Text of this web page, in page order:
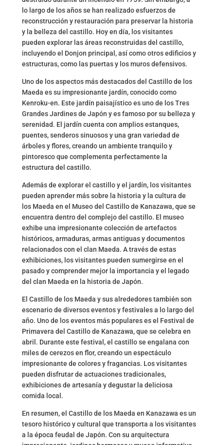
lo largo de los años se han realizado esfuerzos de
reconstrucción y restauración para preservar la historia
y la belleza del castillo. Hoy en día, los visitantes
pueden explorar las áreas reconstruidas del castillo,
incluyendo el Donjon principal, así como otros edificios y
estructuras, como las puertas y los muros defensivos.
Uno de los aspectos más destacados del Castillo de los
Maeda es su impresionante jardín, conocido como
Kenroku-en. Este jardín paisajístico es uno de los Tres
Grandes Jardines de Japón y es famoso por su belleza y
serenidad. El jardín cuenta con amplios estanques,
puentes, senderos sinuosos y una gran variedad de
árboles y flores, creando un ambiente tranquilo y
pintoresco que complementa perfectamente la
estructura del castillo.
Además de explorar el castillo y el jardín, los visitantes
pueden aprender más sobre la historia y la cultura de
los Maeda en el Museo del Castillo de Kanazawa, que se
encuentra dentro del complejo del castillo. El museo
exhibe una impresionante colección de artefactos
históricos, armaduras, armas antiguas y documentos
relacionados con el clan Maeda. A través de estas
exhibiciones, los visitantes pueden sumergirse en el
pasado y comprender mejor la importancia y el legado
del clan Maeda en la historia de Japón.
El Castillo de los Maeda y sus alrededores también son
escenario de diversos eventos y festivales a lo largo del
año. Uno de los eventos más populares es el Festival de
Primavera del Castillo de Kanazawa, que se celebra en
abril. Durante este festival, el castillo se engalana con
miles de cerezos en flor, creando un espectáculo
impresionante de colores y fragancias. Los visitantes
pueden disfrutar de actuaciones tradicionales,
exhibiciones de artesanía y degustar la deliciosa
comida local.
En resumen, el Castillo de los Maeda en Kanazawa es un
tesoro histórico y cultural que transporta a los visitantes
a la época feudal de Japón. Con su arquitectura